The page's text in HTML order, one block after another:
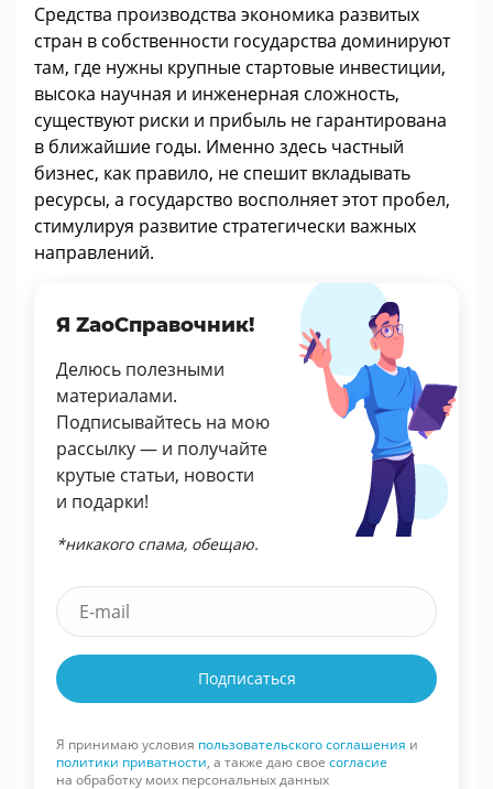
Средства производства экономика развитых
стран в собственности государства доминируют
там, где нужны крупные стартовые инвестиции,
высока научная и инженерная сложность,
существуют риски и прибыль не гарантирована
в ближайшие годы. Именно здесь частный
бизнес, как правило, не спешит вкладывать
ресурсы, а государство восполняет этот пробел,
стимулируя развитие стратегически важных
направлений.
Я ZaoСправочник!
Делюсь полезными
материалами.
Подписывайтесь на мою
рассылку — и получайте
крутые статьи, новости
и подарки!
*никакого спама, обещаю.
Подписаться
Я принимаю условия пользовательского соглашения и
политики приватности, а также даю свое согласие
на обработку моих персональных данных